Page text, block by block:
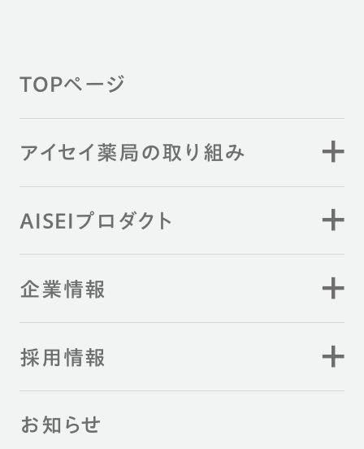
TOPページ
アイセイ薬局の取り組み
AISEIプロダクト
企業情報
採用情報
お知らせ